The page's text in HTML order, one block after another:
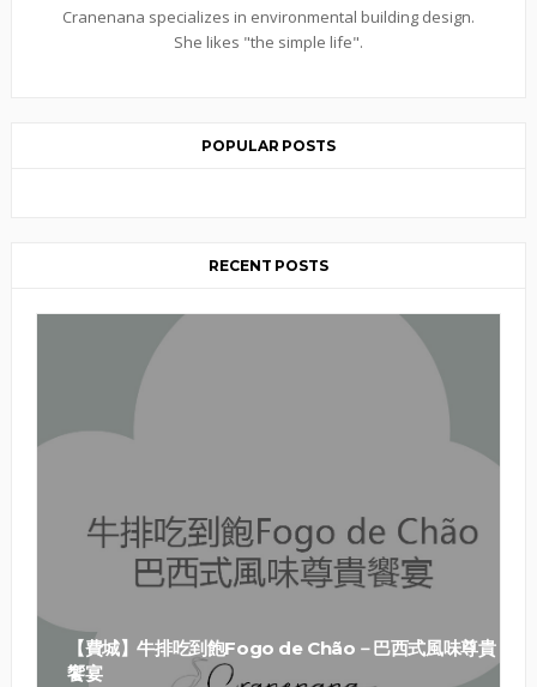
Cranenana specializes in environmental building design.
She likes "the simple life".
POPULAR POSTS
RECENT POSTS
【費城】牛排吃到飽Fogo de Chão－巴西式風味尊貴
饗宴